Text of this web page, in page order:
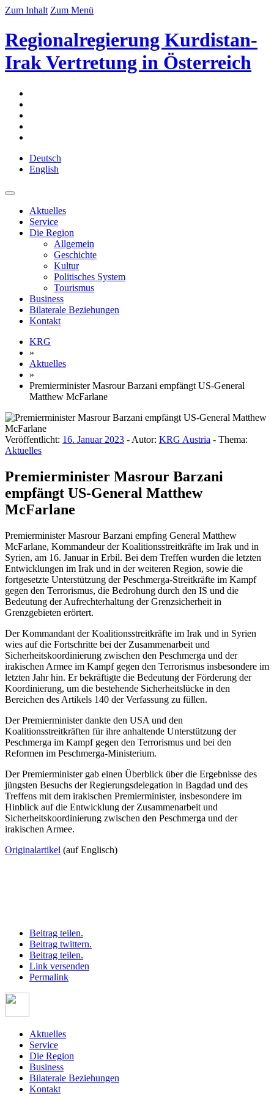
Zum Inhalt Zum Menü
Regionalregierung Kurdistan-
Irak Vertretung in Österreich
Deutsch
English
Aktuelles
Service
Die Region
Allgemein
Geschichte
Kultur
Politisches System
Tourismus
Business
Bilaterale Beziehungen
Kontakt
KRG
»
Aktuelles
»
Premierminister Masrour Barzani empfängt US-General
Matthew McFarlane
Veröffentlicht: 16. Januar 2023 - Autor: KRG Austria - Thema:
Aktuelles
Premierminister Masrour Barzani
empfängt US-General Matthew
McFarlane
Premierminister Masrour Barzani empfing General Matthew
McFarlane, Kommandeur der Koalitionsstreitkräfte im Irak und in
Syrien, am 16. Januar in Erbil. Bei dem Treffen wurden die letzten
Entwicklungen im Irak und in der weiteren Region, sowie die
fortgesetzte Unterstützung der Peschmerga-Streitkräfte im Kampf
gegen den Terrorismus, die Bedrohung durch den IS und die
Bedeutung der Aufrechterhaltung der Grenzsicherheit in
Grenzgebieten erörtert.
Der Kommandant der Koalitionsstreitkräfte im Irak und in Syrien
wies auf die Fortschritte bei der Zusammenarbeit und
Sicherheitskoordinierung zwischen den Peschmerga und der
irakischen Armee im Kampf gegen den Terrorismus insbesondere im
letzten Jahr hin. Er bekräftigte die Bedeutung der Förderung der
Koordinierung, um die bestehende Sicherheitslücke in den
Bereichen des Artikels 140 der Verfassung zu füllen.
Der Premierminister dankte den USA und den
Koalitionsstreitkräften für ihre anhaltende Unterstützung der
Peschmerga im Kampf gegen den Terrorismus und bei den
Reformen im Peschmerga-Ministerium.
Der Premierminister gab einen Überblick über die Ergebnisse des
jüngsten Besuchs der Regierungsdelegation in Bagdad und des
Treffens mit dem irakischen Premierminister, insbesondere im
Hinblick auf die Entwicklung der Zusammenarbeit und
Sicherheitskoordinierung zwischen den Peschmerga und der
irakischen Armee.
Originalartikel (auf Englisch)
Beitrag teilen.
Beitrag twittern.
Beitrag teilen.
Link versenden
Permalink
Aktuelles
Service
Die Region
Business
Bilaterale Beziehungen
Kontakt